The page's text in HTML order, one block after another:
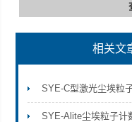
深圳市深博瑞仪器仪表有
相关文
SYE-C型激光尘埃粒
SYE-Alite尘埃粒子计